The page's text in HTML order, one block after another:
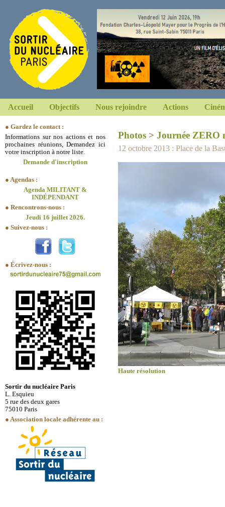
Accueil Objectifs Nous rejoindre Actions
● Gardez le contact :
Informations sur nos actions et nos
prochaines réunions, Demandez ici
votre inscription à notre liste.
Demande d'inscription
● Agendas :
Agenda MILITANT &
INDÉPENDANT
● Rencontrons-nous :
Jeudi 16 juillet 2026.
● Suivez-nous :
● Écrivez-nous :
Sortir du nucléaire Paris
L. Esquieu
5 rue des deux gares
75010 Paris
● Association locale adhérente au :
Photos > Journée ZERO
12 octobre 2013 : Place de la
Haute résolution